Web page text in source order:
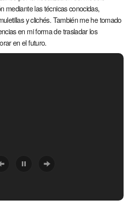
mediante las técnicas conocidas,
y clichés. También me he tomado
en mi forma de trasladar los
en el futuro.